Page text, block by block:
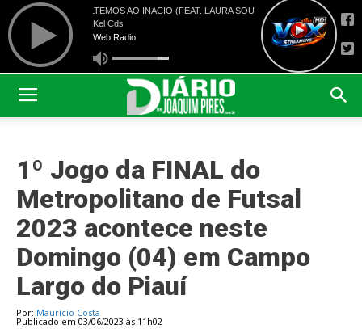
1º Jogo da FINAL do
Metropolitano de Futsal
2023 acontece neste
Domingo (04) em Campo
Largo do Piauí
Por: Maurício Costa
Publicado em 03/06/2023 às 11h02